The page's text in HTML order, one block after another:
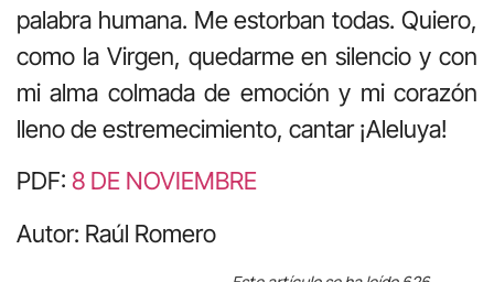
palabra humana. Me estorban todas. Quiero,
como la Virgen, quedarme en silencio y con
mi alma colmada de emoción y mi corazón
lleno de estremecimiento, cantar ¡Aleluya!
PDF: 8 DE NOVIEMBRE
Autor: Raúl Romero